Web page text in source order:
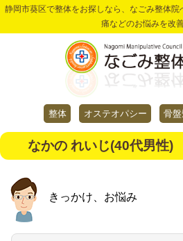
静岡市葵区で整体をお探しなら、なごみ整体
痛などのお悩みを改
整体 オステオパシー 骨
なかの れいじ(40代男性)
きっかけ、お悩み